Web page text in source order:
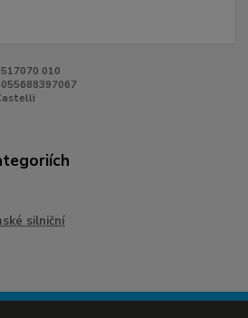
010
silniční